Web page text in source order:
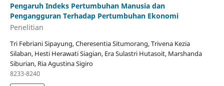
Pengaruh Indeks Pertumbuhan Manusia dan
Pengangguran Terhadap Pertumbuhan Ekonomi
Penelitian
Tri Febriani Sipayung, Cheresentia Situmorang, Trivena Kezia
Silaban, Hesti Herawati Siagian, Era Sulastri Hutasoit, Marshanda
Siburian, Ria Agustina Sigiro
8233-8240